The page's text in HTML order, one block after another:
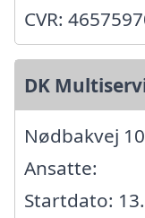
CVR:
DK
Nødbakvej
Ansatte:
Startdato: